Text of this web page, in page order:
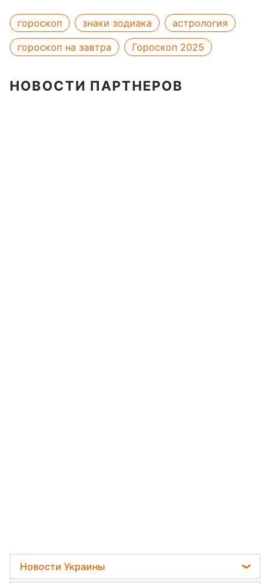
гороскоп знаки зодиака
астрология
гороскоп на завтра
Гороскоп 2025
НОВОСТИ ПАРТНЕРОВ
Новости Украины